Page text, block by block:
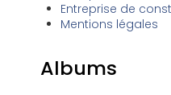
Entreprise de
Mentions légales
Albums